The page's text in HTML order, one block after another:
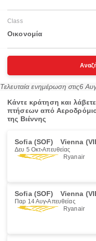
Class
Οικονομία
Τελευταία ενημέρωση στις6
Κάντε κράτηση και
πτήσεων από
της Βιέννης
Sofia (SOF) Vienna
Δευ 5 Οκτ Απευθείας
Ryanair
Sofia (SOF) Vienna
Παρ 14 Αυγ Απευθείας
Ryanair